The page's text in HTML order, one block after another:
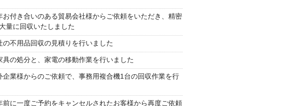
付き合いのある貿易会社様からご依頼をいただき、精密
量に回収いたしました
不用品回収の見積りを行いました
の処分と、家電の移動作業を行いました
業様からのご依頼で、事務用複合機1台の回収作業を行
に一度ご予約をキャンセルされたお客様から再度ご依頼